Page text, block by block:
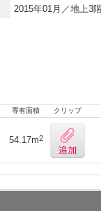
2015年01月／地上3
専有面積 クリップ
54.17m2